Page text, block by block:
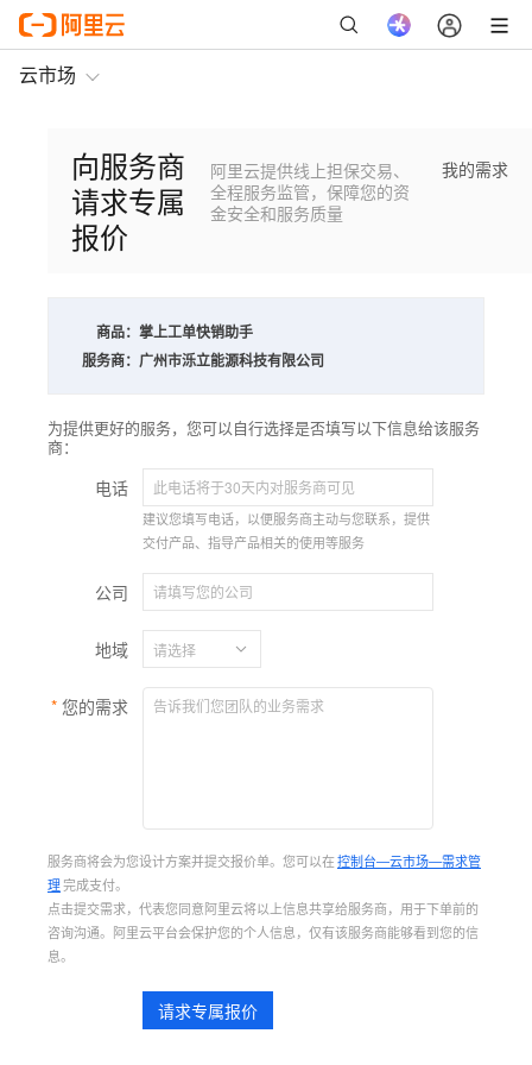
云市场
向服务商
请求专属
报价
阿里云提供线上担保交易、
全程服务监管，保障您的资
金安全和服务质量
我的需求
商品： 掌上工单快销助手
服务商： 广州市泺立能源科技有限公司
为提供更好的服务，您可以自行选择是否填写以下信息给该服务
商：
电话
建议您填写电话，以便服务商主动与您联系，提供
交付产品、指导产品相关的使用等服务
公司
地域
您的需求
服务商将会为您设计方案并提交报价单。您可以在控制台—云市场—需求管
理完成支付。
点击提交需求，代表您同意阿里云将以上信息共享给服务商，用于下单前的
咨询沟通。阿里云平台会保护您的个人信息，仅有该服务商能够看到您的信
息。
请求专属报价